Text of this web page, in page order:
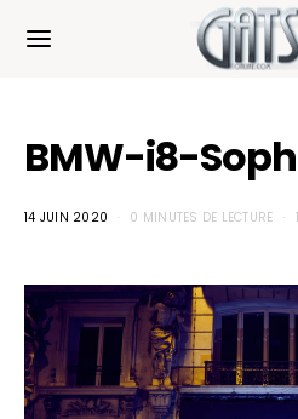
BMW-i8-
14 JUIN 2020 0 MINUTES DE LECTURE
Cookies management panel